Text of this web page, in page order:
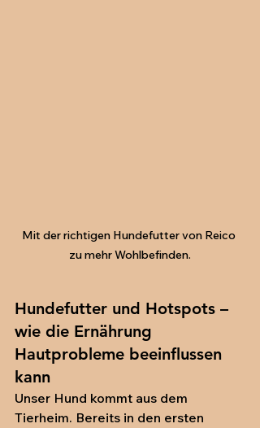
Mit der richtigen Hundefutter von Reico
zu mehr Wohlbefinden.
Hundefutter und Hotspots –
wie die Ernährung
Hautprobleme beeinflussen
kann
Unser Hund kommt aus dem
Tierheim. Bereits in den ersten